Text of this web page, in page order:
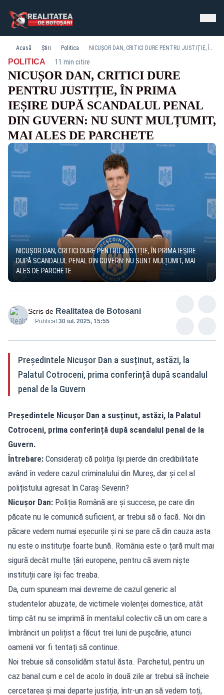
Acasă Știri Politica NICUȘOR DAN, CRITICI DURE PENTRU JUSTIȚIE, ÎN PRIMA IEȘIRE DUPĂ SCANDALUL PENAL DIN GUVERN: NU SUNT MULȚUMIT, MAI ALES DE PARCHETE
POLITICA· 11 min citire
NICUȘOR DAN, CRITICI DURE
PENTRU JUSTIȚIE, ÎN PRIMA
IEȘIRE DUPĂ SCANDALUL PENAL
DIN GUVERN: NU SUNT MULȚUMIT,
MAI ALES DE PARCHETE
NICUȘOR DAN, CRITICI DURE PENTRU JUSTIȚIE, ÎN PRIMA IEȘIRE
DUPĂ SCANDALUL PENAL DIN GUVERN: NU SUNT MULȚUMIT, MAI
ALES DE PARCHETE
Scris de Realitatea de Botosani
Publicat:30 iul. 2025, 15:55
Președintele Nicușor Dan a susținut, astăzi, la
Palatul Cotroceni, prima conferință după scandalul
penal de la Guvern
Președintele Nicușor Dan a susținut, astăzi, la Palatul
Cotroceni, prima conferință după scandalul penal de la
Guvern.
Întrebare: Considerați că poliția își pierde din credibilitate
având în vedere cazul criminalului din Mureș, dar și cel al
polițistului agresat în Caraș-Severin?
Nicușor Dan: Poliția Română are și succese, pe care din
păcate nu le comunică suficient, ar trebui să o facă. Noi din
păcare vedem numai eșecurile și ni se pare că din cauza asta
nu este o instituție foarte bună. România este o țară mult mai
sigură decât multe țări europene, pentru că avem niște
instituții care își fac treaba.
Da, cum spuneam mai devreme de cazul generic al
studentelor abuzate, de victimele violenței domestice, atât
timp cât nu se imprimă în mentalul colectiv că un om care a
îmbrâncit un polițist a făcut trei luni de pușcărie, atunci
oamenii vor fi tentați să continue.
Noi trebuie să consolidăm statul ăsta. Parchetul, pentru un
caz banal cum e cel de acolo în două zile ar trebui să încheie
cercetarea și mai departe justiția, într-un an să vedem toți,